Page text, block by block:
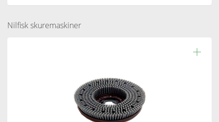
Nilfisk skuremaskiner